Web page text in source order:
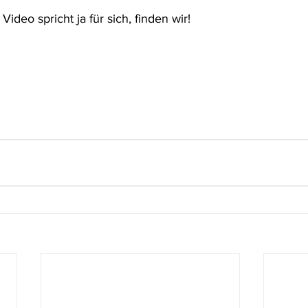
spricht ja für sich, finden wir!